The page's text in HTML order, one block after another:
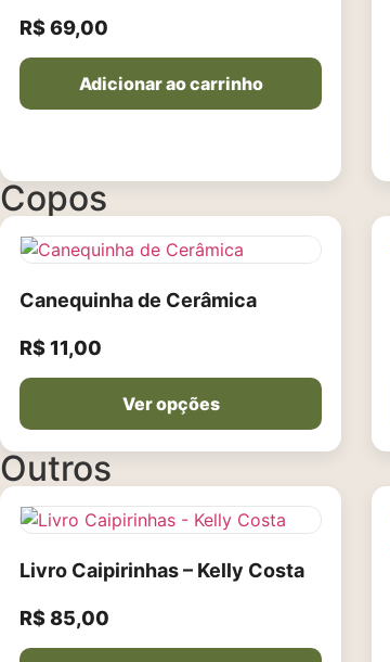
R$69,00
Adicionar ao carrinho
Copos
Canequinha de Cerâmica
R$11,00
Ver opções
Outros
Livro Caipirinhas – Kelly Costa
R$85,00